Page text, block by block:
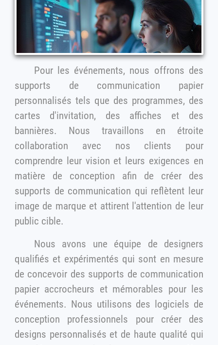
Pour les événements, nous offrons des
supports de communication papier
personnalisés tels que des programmes, des
cartes d'invitation, des affiches et des
bannières. Nous travaillons en étroite
collaboration avec nos clients pour
comprendre leur vision et leurs exigences en
matière de conception afin de créer des
supports de communication qui reflètent leur
image de marque et attirent l'attention de leur
public cible.
Nous avons une équipe de designers
qualifiés et expérimentés qui sont en mesure
de concevoir des supports de communication
papier accrocheurs et mémorables pour les
événements. Nous utilisons des logiciels de
conception professionnels pour créer des
designs personnalisés et de haute qualité qui